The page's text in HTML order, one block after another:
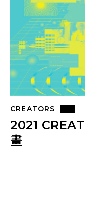
CREATORS
2021
畫